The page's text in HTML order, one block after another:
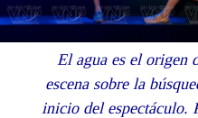
El agua es el origen
escena sobre la
inicio del